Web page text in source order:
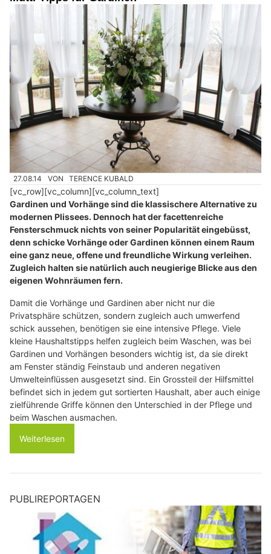
27.08.14 VON TERENCE KUBALD
[vc_row][vc_column][vc_column_text]
Gardinen und Vorhänge sind die klassischere Alternative zu
modernen Plissees. Dennoch hat der facettenreiche
Fensterschmuck nichts von seiner Popularität eingebüsst,
denn schicke Vorhänge oder Gardinen können einem Raum
eine ganz neue, offene und freundliche Wirkung verleihen.
Zugleich halten sie natürlich auch neugierige Blicke aus den
eigenen Wohnräumen fern.
Damit die Vorhänge und Gardinen aber nicht nur die
Privatsphäre schützen, sondern zugleich auch umwerfend
schick aussehen, benötigen sie eine intensive Pflege. Viele
kleine Haushaltstipps helfen zugleich beim Waschen, was bei
Gardinen und Vorhängen besonders wichtig ist, da sie direkt
am Fenster ständig Feinstaub und anderen negativen
Umwelteinflüssen ausgesetzt sind. Ein Grossteil der Hilfsmittel
befindet sich in jedem gut sortierten Haushalt, aber auch einige
zielführende Griffe können den Unterschied in der Pflege und
beim Waschen ausmachen.
Weiterlesen
PUBLIREPORTAGEN